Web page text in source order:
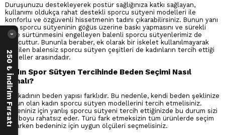
Duruşunuzu destekleyerek postür sağlığınıza katkı sağlayan,
kullanımı oldukça rahat destekli sporcu sütyeni modelleri ile
konforlu ve özgüvenli hissetmenin tadını çıkarabilirsiniz. Bunun yanı
sıra, sporcu sütyeninin göğüs üzerine baskı yapmasını ve sürekli
cilde sürtünmesini engelleyen balenli sporcu sütyenlerimiz de
mevcuttur. Bununla beraber, ek olarak bir iskelet kullanılmayarak
üretilen balensiz sporcu sütyen çeşitleri de kadınların tercih ettiği
modeller arasındadır.
Kadın Spor Sütyen Tercihinde Beden Seçimi Nasıl
Olmalı?
Her kadının beden yapısı farklıdır. Bu nedenle, kendi beden şeklinize
uygun olan kadın sporcu sütyen modellerini tercih etmelisiniz.
Bedeniniz için yanlış sporcu sütyeni tercih ettiğinizde bu durum sizi
gün boyu rahatsız eder. Türü fark etmeksizin tüm ürünlerde seçim
yaparken bedeniniz için uygun ölçüleri seçmelisiniz.
250 ₺ İndirim Fırsatı
›